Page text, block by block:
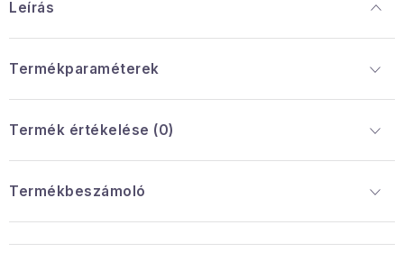
Leírás
Termékparaméterek
Termék értékelése (0)
Termékbeszámoló